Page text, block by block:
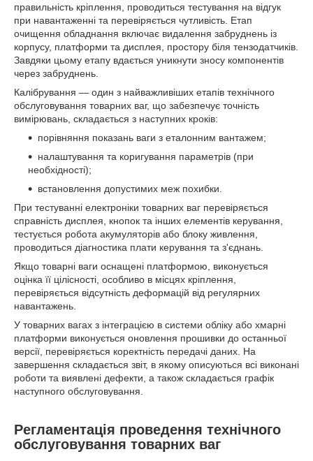
правильність кріплення, проводиться тестування на відгук
при навантаженні та перевіряється чутливість. Етап
очищення обладнання включає видалення забруднень із
корпусу, платформи та дисплея, простору біля тензодатчиків.
Завдяки цьому етапу вдається уникнути зносу компонентів
через забруднень.
Калібрування — один з найважливіших етапів технічного
обслуговування товарних ваг, що забезпечує точність
вимірювань, складається з наступних кроків:
порівняння показань ваги з еталонним вантажем;
налаштування та коригування параметрів (при
необхідності);
встановлення допустимих меж похибки.
При тестуванні електроніки товарних ваг перевіряється
справність дисплея, кнопок та інших елементів керування,
тестується робота акумуляторів або блоку живлення,
проводиться діагностика плати керування та з'єднань.
Якщо товарні ваги оснащені платформою, виконується
оцінка її цілісності, особливо в місцях кріплення,
перевіряється відсутність деформацій від регулярних
навантажень.
У товарних вагах з інтеграцією в системи обліку або хмарні
платформи виконується оновлення прошивки до останньої
версії, перевіряється коректність передачі даних. На
завершення складається звіт, в якому описуються всі виконані
роботи та виявлені дефекти, а також складається графік
наступного обслуговування.
Регламентація проведення технічного
обслуговування товарних ваг